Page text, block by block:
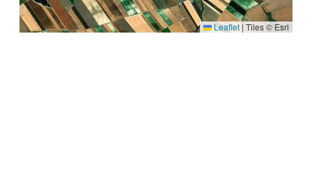
Leaflet | Tiles © Esri